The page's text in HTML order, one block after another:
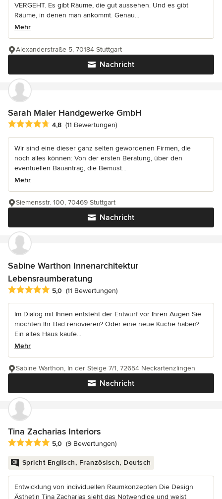
VERGEHT. Es gibt Räume, die gut aussehen. Und es gibt
Räume, in denen man ankommt. Genau...
Mehr
Nachricht
Alexanderstraße 5, 70184 Stuttgart
Sarah Maier Handgewerke GmbH
Durchschnittliche Bewertung: 4.8 von 5 Sternen
4,8 (11 Bewertungen)
Wir sind eine dieser ganz selten gewordenen Firmen, die
noch alles können: Von der ersten Beratung, über den
eventuellen Bauantrag, die Bemust...
Mehr
Nachricht
Siemensstr. 100, 70469 Stuttgart
Sabine Warthon Innenarchitektur
Lebensraumberatung
Durchschnittliche Bewertung: 5 von 5 Sternen
5,0 (11 Bewertungen)
Im Dialog mit Ihnen entsteht der Entwurf vor Ihren Augen Sie
möchten Ihr Bad renovieren? Oder eine neue Küche haben?
Ein altes Haus kaufe...
Mehr
Nachricht
Sabine Warthon, In der Steige 7/1, 72654 Neckartenzlingen
Tina Zacharias Interiors
Durchschnittliche Bewertung: 5 von 5 Sternen
5,0 (9 Bewertungen)
Spricht Englisch, Französisch, Deutsch
Entwicklung von individuellen Raumkonzepten Die Design
Ästhetin Tina Zacharias sieht das Notwendige und weist